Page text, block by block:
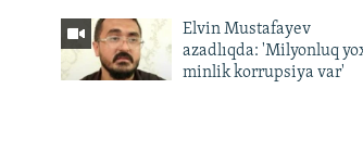
Elvin Mustafayev
azadlıqda: 'Milyonluq
minlik korrupsiya var'